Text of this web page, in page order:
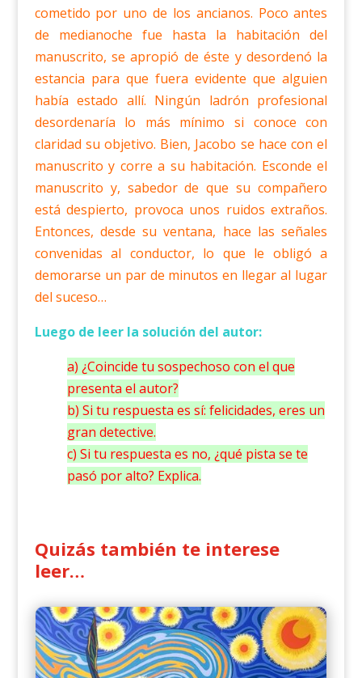
cometido por uno de los ancianos. Poco antes
de medianoche fue hasta la habitación del
manuscrito, se apropió de éste y desordenó la
estancia para que fuera evidente que alguien
había estado allí. Ningún ladrón profesional
desordenaría lo más mínimo si conoce con
claridad su objetivo. Bien, Jacobo se hace con el
manuscrito y corre a su habitación. Esconde el
manuscrito y, sabedor de que su compañero
está despierto, provoca unos ruidos extraños.
Entonces, desde su ventana, hace las señales
convenidas al conductor, lo que le obligó a
demorarse un par de minutos en llegar al lugar
del suceso…
Luego de leer la solución del autor:
a) ¿Coincide tu sospechoso con el que
presenta el autor?
b) Si tu respuesta es sí: felicidades, eres un
gran detective.
c) Si tu respuesta es no, ¿qué pista se te
pasó por alto? Explica.
Quizás también te interese
leer…